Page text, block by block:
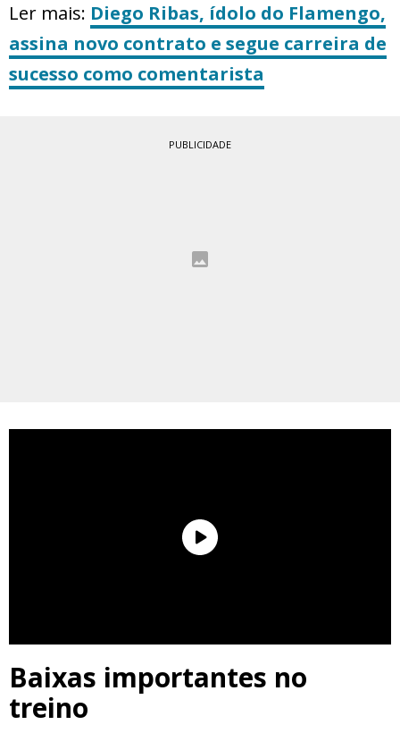
Ler mais: Diego Ribas, ídolo do Flamengo,
assina novo contrato e segue carreira de
sucesso como comentarista
PUBLICIDADE
Baixas importantes no
treino